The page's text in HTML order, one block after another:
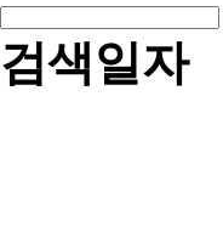
검색일자